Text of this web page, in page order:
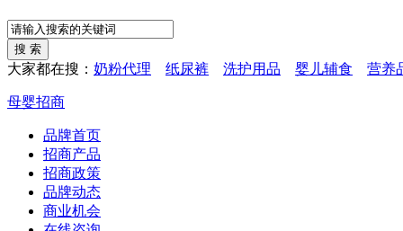
大家都在搜： 奶粉代理 纸尿裤 洗护用品 婴儿辅食 营养
母婴招商
品牌首页
招商产品
招商政策
品牌动态
商业机会